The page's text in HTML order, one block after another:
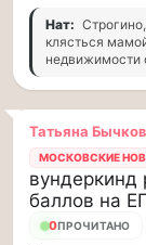
августа
в
парке
откроется
«Капибара
Нат:
клясться
недвижимости
Татьяна
МОСКОВСКИЕ
вундеркинд
баллов на
0ПРОЧИТАНО